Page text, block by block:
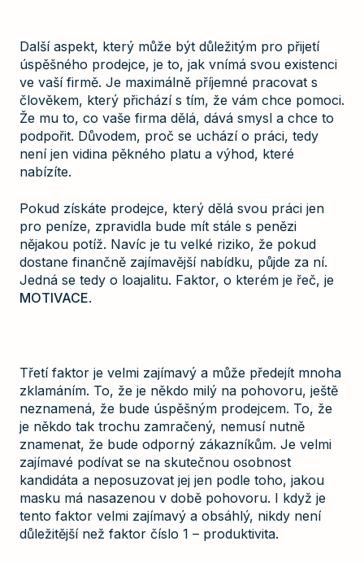
Další aspekt, který může být důležitým pro přijetí
úspěšného prodejce, je to, jak vnímá svou existenci
ve vaší firmě. Je maximálně příjemné pracovat s
člověkem, který přichází s tím, že vám chce pomoci.
Že mu to, co vaše firma dělá, dává smysl a chce to
podpořit. Důvodem, proč se uchází o práci, tedy
není jen vidina pěkného platu a výhod, které
nabízíte.
Pokud získáte prodejce, který dělá svou práci jen
pro peníze, zpravidla bude mít stále s penězi
nějakou potíž. Navíc je tu velké riziko, že pokud
dostane finančně zajímavější nabídku, půjde za ní.
Jedná se tedy o loajalitu. Faktor, o kterém je řeč, je
MOTIVACE.
Třetí faktor je velmi zajímavý a může předejít mnoha
zklamáním. To, že je někdo milý na pohovoru, ještě
neznamená, že bude úspěšným prodejcem. To, že
je někdo tak trochu zamračený, nemusí nutně
znamenat, že bude odporný zákazníkům. Je velmi
zajímavé podívat se na skutečnou osobnost
kandidáta a neposuzovat jej jen podle toho, jakou
masku má nasazenou v době pohovoru. I když je
tento faktor velmi zajímavý a obsáhlý, nikdy není
důležitější než faktor číslo 1 – produktivita.